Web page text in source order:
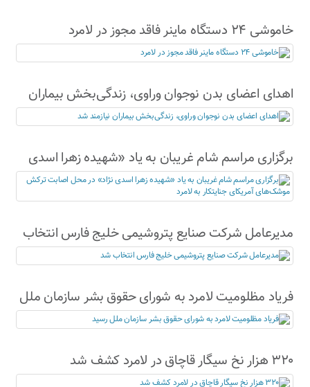
خاموشی ۲۴ دستگاه ماینر فاقد مجوز در لامرد
اهدای اعضای بدن نوجوان وراوی، زندگی‌بخش بیماران
نیازمند شد
برگزاری مراسم شام غریبان به یاد «شهیده زهرا اسدی
نژاد» در محل اصابت ترکش موشک‌های آمریکای
جنایتکار به لامرد
مدیرعامل شرکت صنایع پتروشیمی خلیج فارس انتخاب
شد
فریاد مظلومیت لامرد به شورای حقوق بشر سازمان ملل
رسید
۳۲۰ هزار نخ سیگار قاچاق در لامرد کشف شد